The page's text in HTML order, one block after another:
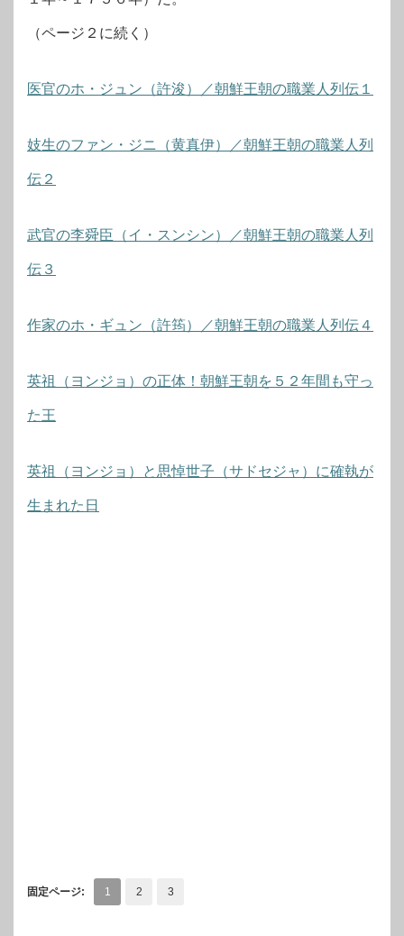
（ページ２に続く）
医官のホ・ジュン（許浚）／朝鮮王朝の職業人列伝１
妓生のファン・ジニ（黄真伊）／朝鮮王朝の職業人列
伝２
武官の李舜臣（イ・スンシン）／朝鮮王朝の職業人列
伝３
作家のホ・ギュン（許筠）／朝鮮王朝の職業人列伝４
英祖（ヨンジョ）の正体！朝鮮王朝を５２年間も守っ
た王
英祖（ヨンジョ）と思悼世子（サドセジャ）に確執が
生まれた日
固定ページ: 1 2 3